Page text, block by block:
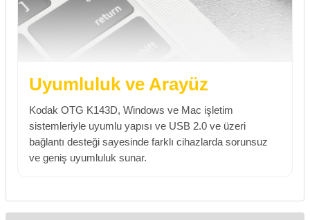
Uyumluluk ve Arayüz
Kodak OTG K143D, Windows ve Mac işletim
sistemleriyle uyumlu yapısı ve USB 2.0 ve üzeri
bağlantı desteği sayesinde farklı cihazlarda sorunsuz
ve geniş uyumluluk sunar.